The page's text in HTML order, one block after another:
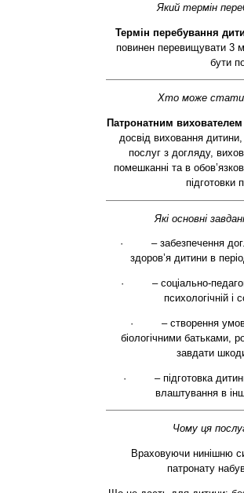
Який термін
Термін перебування
повинен перевищувати 3
бути
Хто може стати
Патронатним вихователем
досвід виховання
послуг з догляду,
помешканні та в
підготовки
Які основні
· – забезпечення
здоров’я дитини в
· – соціально-
психологічній і
· – створення умов
біологічними батьками,
завдати
· – підготовка дитини
влаштування в
Чому ця
Враховуючи нинішню
патронату